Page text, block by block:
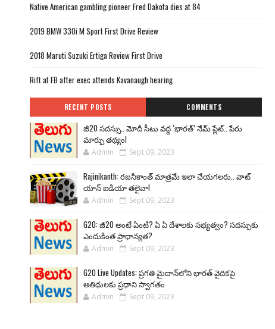
Native American gambling pioneer Fred Dakota dies at 84
2019 BMW 330i M Sport First Drive Review
2018 Maruti Suzuki Ertiga Review First Drive
Rift at FB after exec attends Kavanaugh hearing
RECENT POSTS COMMENTS
జీ20 సదస్సు.. మోదీ సీటు వద్ద ‘భారత్’ నేమ్ ప్లేట్‌.. పేరు
మార్పు తథ్యం!
Admin Sept 09, 2023
Rajinikanth: రజనీకాంత్ మాత్రమే ఇలా చేయగలరు.. వాట్
యాన్ ఐడియా తలైవా!
Admin Sept 09, 2023
G20: జీ20 అంటే ఏంటి? ఏ ఏ దేశాలకు సభ్యత్వం? సదస్సుకు
ఎందుకింత ప్రాధాన్యత?
Admin Sept 09, 2023
G20 Live Updates: ప్రగతి మైదాన్‌లోని భారత్ వైదికపై
అతిథులకు ప్రధాని స్వాగతం
Admin Sept 09, 2023